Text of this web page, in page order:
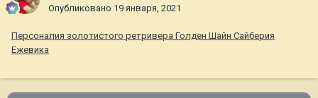
Опубликовано 19 января, 2021
Персоналия золотистого ретривера Голден Шайн Сайберия
Ежевика